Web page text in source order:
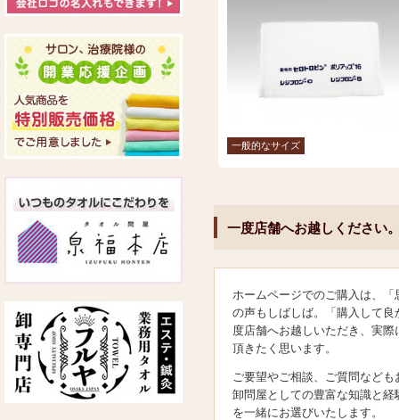
一般的なサイズ
一度店舗へお越しください
ホームページでのご購入は、
の声もしばしば。「購入して
度店舗へお越しいただき、実
頂きたく思います。
ご要望やご相談、ご質問など
卸問屋としての豊富な知識と
を一緒にお選びいたします。